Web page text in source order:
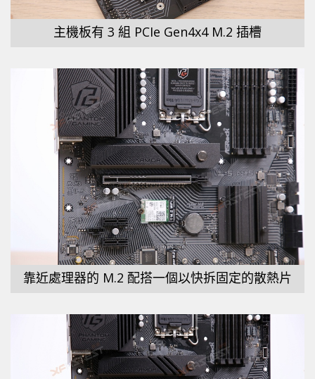
主機板有 3 組 PCIe Gen4x4 M.2 插槽
靠近處理器的 M.2 配搭一個以快拆固定的散熱片